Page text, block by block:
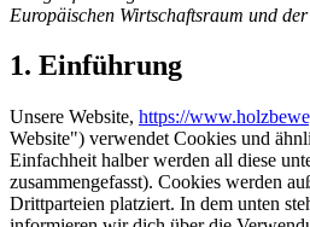
Europäischen Wirtschaftsraum und der
1. Einführung
Unsere Website, https://
Website") verwendet Cookies und
Einfachheit halber werden all diese
zusammengefasst). Cookies werden
Drittparteien platziert. In dem unten